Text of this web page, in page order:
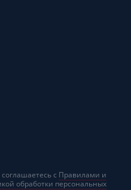
с Правилами и
обработки персональных